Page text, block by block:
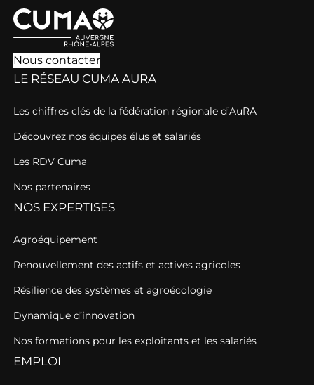
Nous contacter
LE RÉSEAU CUMA AURA
Les chiffres clés de la fédération régionale d’AuRA
Découvrez nos équipes élus et salariés
Les RDV Cuma
Nos partenaires
NOS EXPERTISES
Agroéquipement
Renouvellement des actifs et actives agricoles
Résilience des systèmes et agroécologie
Dynamique d’innovation
Nos formations pour les exploitants et les salariés
EMPLOI